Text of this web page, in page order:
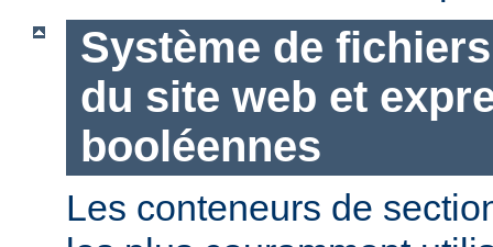
Système de
du site web et
booléennes
Les conteneurs de